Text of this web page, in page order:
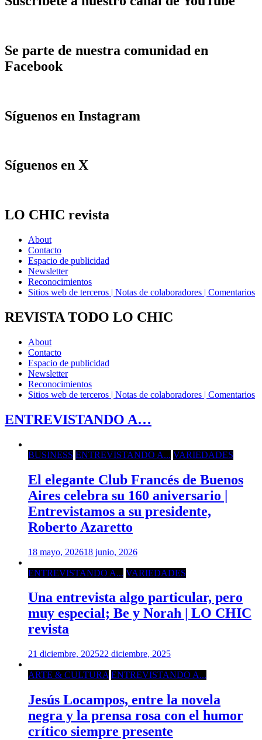
Se parte de nuestra comunidad en
Facebook
Síguenos en Instagram
Síguenos en X
LO CHIC revista
About
Contacto
Espacio de publicidad
Newsletter
Reconocimientos
Sitios web de terceros | Notas de colaboradores | Comentarios
REVISTA TODO LO CHIC
About
Contacto
Espacio de publicidad
Newsletter
Reconocimientos
Sitios web de terceros | Notas de colaboradores | Comentarios
ENTREVISTANDO A…
BUSINESS ENTREVISTANDO A... VARIEDADES
El elegante Club Francés de Buenos
Aires celebra su 160 aniversario |
Entrevistamos a su presidente,
Roberto Azaretto
18 mayo, 202618 junio, 2026
ENTREVISTANDO A... VARIEDADES
Una entrevista algo particular, pero
muy especial; Be y Norah | LO CHIC
revista
21 diciembre, 202522 diciembre, 2025
ARTE & CULTURA ENTREVISTANDO A...
Jesús Locampos, entre la novela
negra y la prensa rosa con el humor
crítico siempre presente